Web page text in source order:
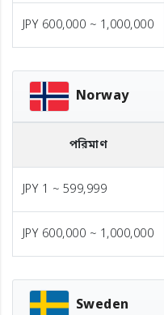
JPY 600,000 ~ 1,000,000
Norway
পরিমাণ
JPY 1 ~ 599,999
JPY 600,000 ~ 1,000,000
Sweden